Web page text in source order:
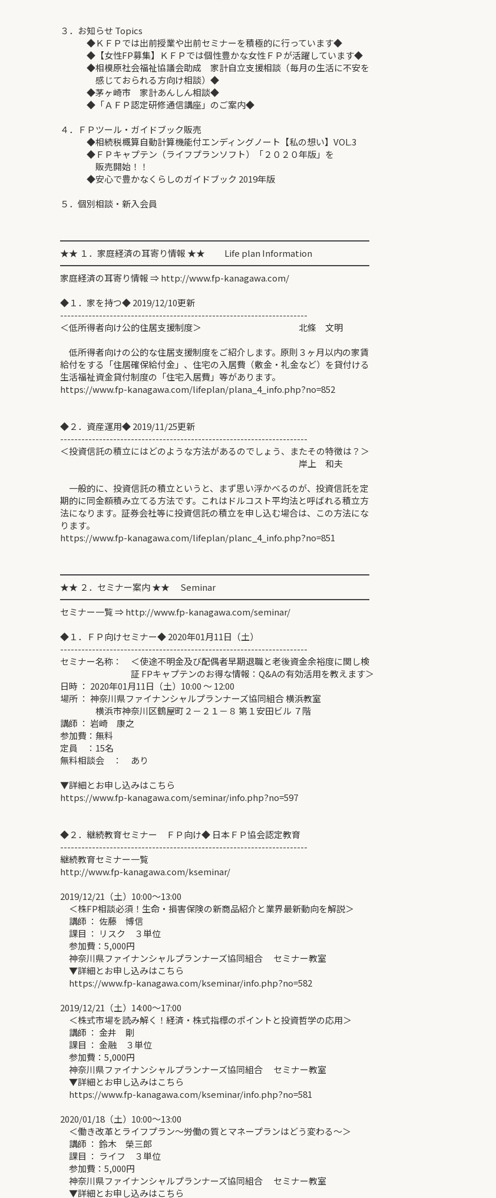
３．お知らせ Topics
◆ＫＦＰでは出前授業や出前セミナーを積極的に行っています◆
◆【女性FP募集】ＫＦＰでは個性豊かな女性ＦＰが活躍しています◆
◆相模原社会福祉協議会助成 家計自立支援相談（毎月の生活に不安を
感じておられる方向け相談）◆
◆茅ヶ崎市 家計あんしん相談◆
◆「ＡＦＰ認定研修通信講座」のご案内◆
４．ＦＰツール・ガイドブック販売
◆相続税概算自動計算機能付エンディングノート【私の想い】VOL.3
◆ＦＰキャプテン（ライフプランソフト）「２０２０年版」を
販売開始！！
◆安心で豊かなくらしのガイドブック 2019年版
５．個別相談・新入会員
━━━━━━━━━━━━━━━━━━━━━━━━━━━━━━━━━━━
★★ １．家庭経済の耳寄り情報 ★★ Life plan Information
━━━━━━━━━━━━━━━━━━━━━━━━━━━━━━━━━━━
家庭経済の耳寄り情報 ⇒ http://www.fp-kanagawa.com/
◆１．家を持つ◆ 2019/12/10更新
----------------------------------------------------------------------
＜低所得者向け公的住居支援制度＞ 北條 文明
低所得者向けの公的な住居支援制度をご紹介します。原則３ヶ月以内の家賃
給付をする「住居確保給付金」、住宅の入居費（敷金・礼金など）を貸付ける
生活福祉資金貸付制度の「住宅入居費」等があります。
https://www.fp-kanagawa.com/lifeplan/plana_4_info.php?no=852
◆２．資産運用◆ 2019/11/25更新
----------------------------------------------------------------------
＜投資信託の積立にはどのような方法があるのでしょう、またその特徴は？＞
岸上 和夫
一般的に、投資信託の積立というと、まず思い浮かべるのが、投資信託を定
期的に同金額積み立てる方法です。これはドルコスト平均法と呼ばれる積立方
法になります。証券会社等に投資信託の積立を申し込む場合は、この方法にな
ります。
https://www.fp-kanagawa.com/lifeplan/planc_4_info.php?no=851
━━━━━━━━━━━━━━━━━━━━━━━━━━━━━━━━━━━
★★ ２．セミナー案内 ★★ Seminar
━━━━━━━━━━━━━━━━━━━━━━━━━━━━━━━━━━━
セミナー一覧 ⇒ http://www.fp-kanagawa.com/seminar/
◆１．ＦＰ向けセミナー◆ 2020年01月11日（土）
----------------------------------------------------------------------
セミナー名称： ＜使途不明金及び配偶者早期退職と老後資金余裕度に関し検
証 FPキャプテンのお得な情報：Q&Aの有効活用を教えます＞
日時 ： 2020年01月11日（土）10:00 ～ 12:00
場所 ： 神奈川県ファイナンシャルプランナーズ協同組合 横浜教室
横浜市神奈川区鶴屋町２－２１－８ 第１安田ビル ７階
講師 ： 岩崎 康之
参加費：無料
定員 ：15名
無料相談会 ： あり
▼詳細とお申し込みはこちら
https://www.fp-kanagawa.com/seminar/info.php?no=597
◆２．継続教育セミナー ＦＰ向け◆ 日本ＦＰ協会認定教育
----------------------------------------------------------------------
継続教育セミナー一覧
http://www.fp-kanagawa.com/kseminar/
2019/12/21（土）10:00～13:00
＜株FP相談必須！生命・損害保険の新商品紹介と業界最新動向を解説＞
講師 ： 佐藤 博信
課目 ： リスク ３単位
参加費：5,000円
神奈川県ファイナンシャルプランナーズ協同組合 セミナー教室
▼詳細とお申し込みはこちら
https://www.fp-kanagawa.com/kseminar/info.php?no=582
2019/12/21（土）14:00～17:00
＜株式市場を読み解く！経済・株式指標のポイントと投資哲学の応用＞
講師 ： 金井 剛
課目 ： 金融 ３単位
参加費：5,000円
神奈川県ファイナンシャルプランナーズ協同組合 セミナー教室
▼詳細とお申し込みはこちら
https://www.fp-kanagawa.com/kseminar/info.php?no=581
2020/01/18（土）10:00～13:00
＜働き改革とライフプラン～労働の質とマネープランはどう変わる～＞
講師 ： 鈴木 榮三郎
課目 ： ライフ ３単位
参加費：5,000円
神奈川県ファイナンシャルプランナーズ協同組合 セミナー教室
▼詳細とお申し込みはこちら